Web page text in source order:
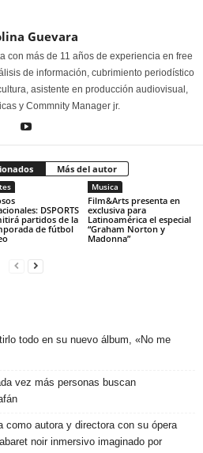
Guevara
con más de 11 años de experiencia en free
de información, cubrimiento periodístico
asistente en producción audiovisual,
y Commnity Manager jr.
Más del autor
DSPORTS
partidos de la
de fútbol
Musica
Film&Arts presenta en
exclusiva para
Latinoamérica el especial
“Graham Norton y
Madonna”
todo en su nuevo álbum, «No me
vez más personas buscan
como autora y directora con su ópera
noir inmersivo imaginado por